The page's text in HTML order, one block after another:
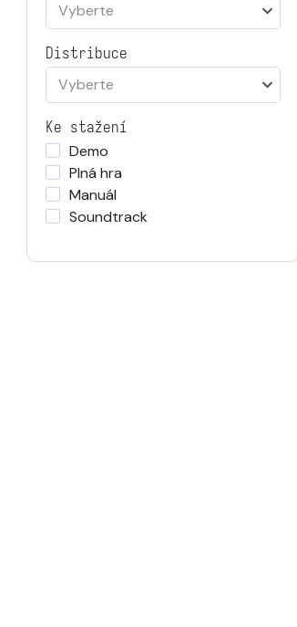
Vyberte
Distribuce
Vyberte
Ke stažení
Demo
Plná hra
Manuál
Soundtrack